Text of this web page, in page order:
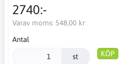
2740:-
Varav moms: 548,00 kr
Antal
st KÖP